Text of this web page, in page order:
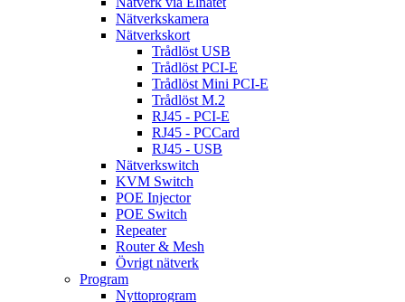
Nätverkskamera
Nätverkskort
Trådlöst USB
Trådlöst PCI-E
Trådlöst Mini PCI-E
Trådlöst M.2
RJ45 - PCI-E
RJ45 - PCCard
RJ45 - USB
Nätverkswitch
KVM Switch
POE Injector
POE Switch
Repeater
Router & Mesh
Övrigt nätverk
Program
Nyttoprogram